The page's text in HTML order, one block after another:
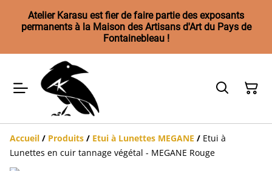
Atelier Karasu est fier de faire partie des exposants
permanents à la Maison des Artisans d'Art du Pays de
Fontainebleau !
Accueil / Produits / Etui à Lunettes MEGANE / Etui à
Lunettes en cuir tannage végétal - MEGANE Rouge